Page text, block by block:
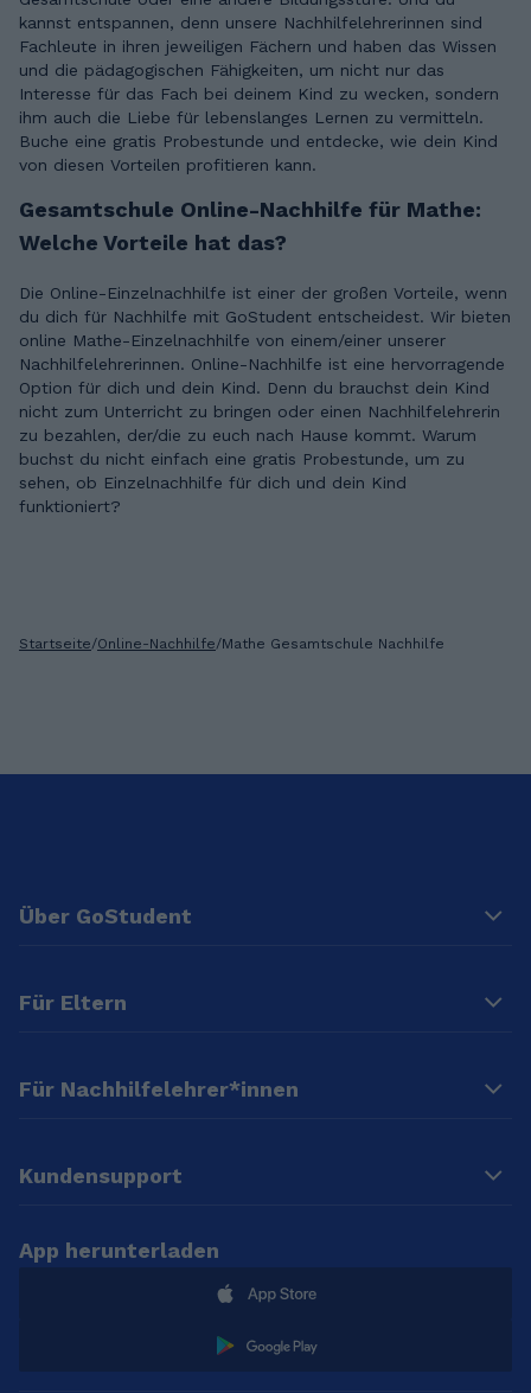
kannst entspannen, denn unsere Nachhilfelehrerinnen sind
Fachleute in ihren jeweiligen Fächern und haben das Wissen
und die pädagogischen Fähigkeiten, um nicht nur das
Interesse für das Fach bei deinem Kind zu wecken, sondern
ihm auch die Liebe für lebenslanges Lernen zu vermitteln.
Buche eine gratis Probestunde und entdecke, wie dein Kind
von diesen Vorteilen profitieren kann.
Gesamtschule Online-Nachhilfe für Mathe:
Welche Vorteile hat das?
Die Online-Einzelnachhilfe ist einer der großen Vorteile, wenn
du dich für Nachhilfe mit GoStudent entscheidest. Wir bieten
online Mathe-Einzelnachhilfe von einem/einer unserer
Nachhilfelehrerinnen. Online-Nachhilfe ist eine hervorragende
Option für dich und dein Kind. Denn du brauchst dein Kind
nicht zum Unterricht zu bringen oder einen Nachhilfelehrerin
zu bezahlen, der/die zu euch nach Hause kommt. Warum
buchst du nicht einfach eine gratis Probestunde, um zu
sehen, ob Einzelnachhilfe für dich und dein Kind
funktioniert?
Startseite/Online-Nachhilfe/Mathe Gesamtschule Nachhilfe
Über GoStudent
Für Eltern
Für Nachhilfelehrer*innen
Kundensupport
App herunterladen